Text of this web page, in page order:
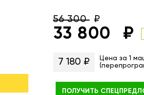
56 300
33 800
7 180 ₽
Цена за 1
ПОЛУЧИТЬ